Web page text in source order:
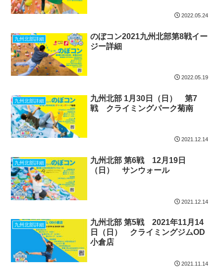
2022.05.24
九州北部詳細
のぼコン2021九州北部第8戦イー
ジー詳細
2022.05.19
九州北部詳細
九州北部 1月30日（日） 第7
戦 クライミングパーク菊南
2021.12.14
九州北部詳細
九州北部 第6戦 12月19日
（日） サンウォール
2021.12.14
九州北部詳細
九州北部 第5戦 2021年11月14
日（日） クライミングジムOD
小倉店
2021.11.14